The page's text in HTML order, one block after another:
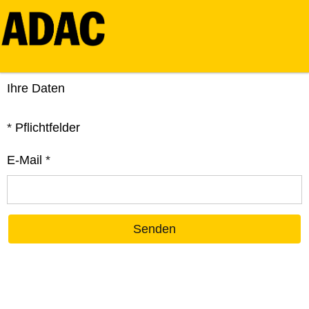
Ihre Daten
* Pflichtfelder
E-Mail *
Senden